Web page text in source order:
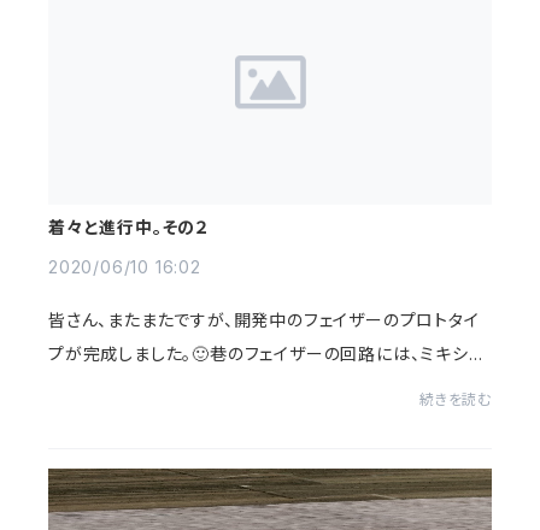
着々と進行中。その２
2020/06/10 16:02
皆さん、またまたですが、開発中のフェイザーのプロトタイ
プが完成しました。🙂巷のフェイザーの回路には、ミキシン
続きを読む